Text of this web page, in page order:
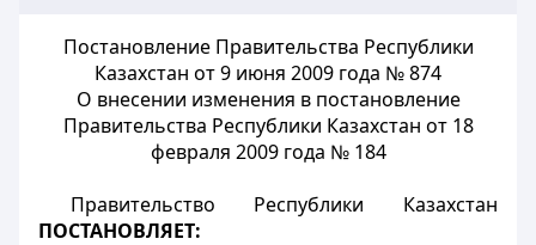
Постановление Правительства Республики
Казахстан от 9 июня 2009 года № 874
О внесении изменения в постановление
Правительства Республики Казахстан от 18
февраля 2009 года № 184
Правительство Республики Казахстан
ПОСТАНОВЛЯЕТ: